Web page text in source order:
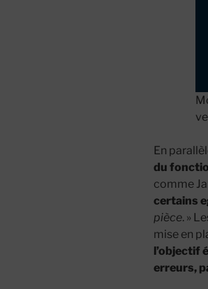
En
du
comme
certains
pièce. »
mise en
l’objectif
erreurs,